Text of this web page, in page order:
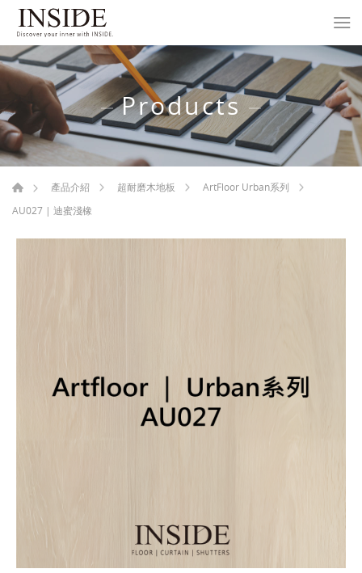
Products
產品介紹 超耐磨木地板
ArtFloor Urban系列
AU027 | 迪蜜淺橡